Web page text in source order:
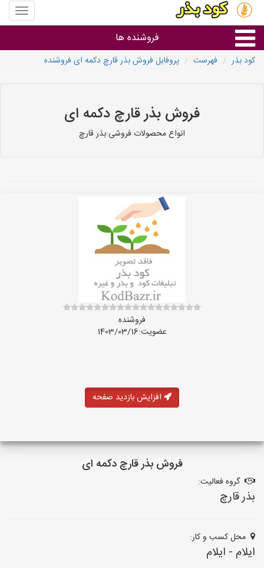
منوی
سایت
بذر
فروشنده ها
استان ها
کود بذر فهرست پروفایل فروش بذر قارچ دکمه ای فروشنده
فروش بذر قارچ دکمه ای
انواع محصولات فروشی:بذر قارچ
فروشنده
عضویت:1403/03/16
افزایش بازدید صفحه
فروش بذر قارچ دکمه ای
گروه فعالیت:
بذر قارچ
محل کسب و کار:
ایلام - ایلام